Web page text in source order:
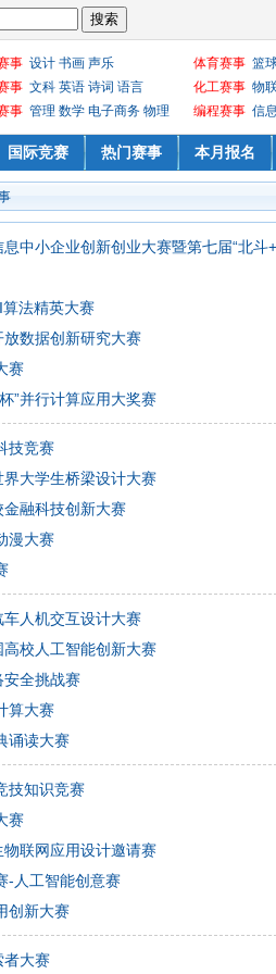
事 设计 书画 声乐
事 文科 英语 诗词 语言
事 管理 数学 电子商务 物理
体育赛事 篮
化工赛事 物
编程赛事 信
国际竞赛 热门赛事 本月报名
中小企业创新创业大赛暨第七届“北斗
法精英大赛
放数据创新研究大赛
赛
”并行计算应用大奖赛
技竞赛
界大学生桥梁设计大赛
金融科技创新大赛
漫大赛
车人机交互设计大赛
高校人工智能创新大赛
安全挑战赛
算大赛
诵读大赛
技知识竞赛
赛
物联网应用设计邀请赛
-人工智能创意赛
创新大赛
者大赛